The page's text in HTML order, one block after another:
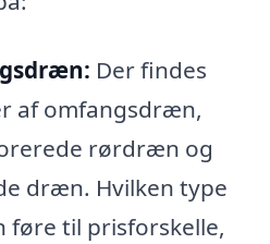
Der findes
af omfangsdræn,
rørdræn og
dræn. Hvilken type
føre til prisforskelle,